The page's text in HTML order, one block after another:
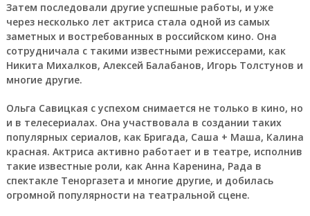
Затем последовали другие успешные работы, и уже
через несколько лет актриса стала одной из самых
заметных и востребованных в российском кино. Она
сотрудничала с такими известными режиссерами, как
Никита Михалков, Алексей Балабанов, Игорь Толстунов и
многие другие.
Ольга Савицкая с успехом снимается не только в кино, но
и в телесериалах. Она участвовала в создании таких
популярных сериалов, как Бригада, Саша + Маша, Калина
красная. Актриса активно работает и в театре, исполнив
такие известные роли, как Анна Каренина, Рада в
спектакле Теноргазета и многие другие, и добилась
огромной популярности на театральной сцене.